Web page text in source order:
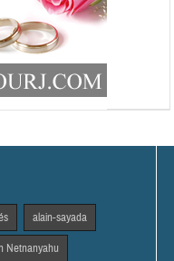
alain-sayada
Netnanyahu